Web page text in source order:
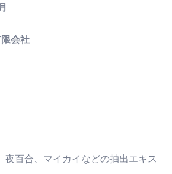
会社
夜百合、マイカイなどの抽出エキス